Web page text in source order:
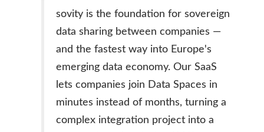
sovity is the foundation for sovereign
data sharing between companies —
and the fastest way into Europe's
emerging data economy. Our SaaS
lets companies join Data Spaces in
minutes instead of months, turning a
complex integration project into a